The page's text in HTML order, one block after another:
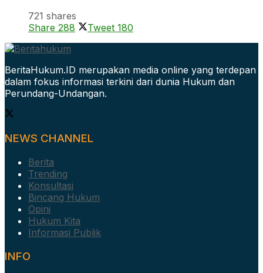
721 shares
Share 288 Tweet 180
BeritaHukum.ID merupakan media online yang terdepan
dalam fokus informasi terkini dari dunia Hukum dan
Perundang-Undangan.
NEWS CHANNEL
Berita
Trending
Konsultasi
Bincang Hukum
Opini
Hukum Kita
Informasi Publik
INFO